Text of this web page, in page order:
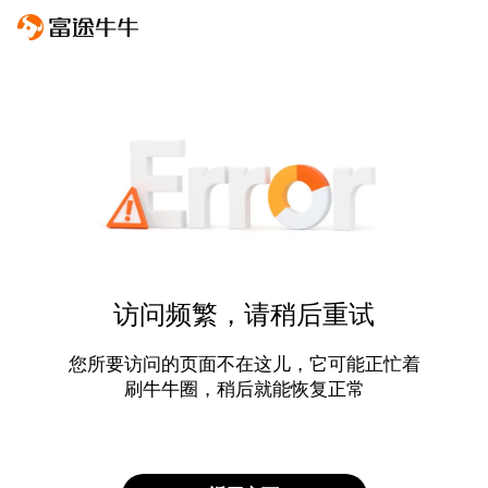
访问频繁，请稍后重试
您所要访问的页面不在这儿，它可能正忙着
刷牛牛圈，稍后就能恢复正常